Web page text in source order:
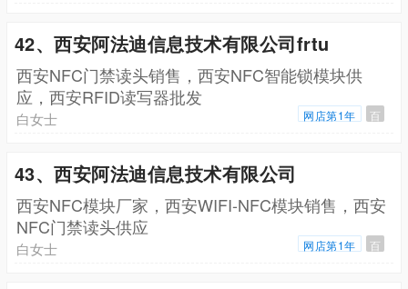
42、西安阿法迪信息技术有限公司frtu
西安NFC门禁读头销售，西安NFC智能锁模块供
应，西安RFID读写器批发
白女士 网店第1年 百
43、西安阿法迪信息技术有限公司
西安NFC模块厂家，西安WIFI-NFC模块销售，西安
NFC门禁读头供应
白女士 网店第1年 百